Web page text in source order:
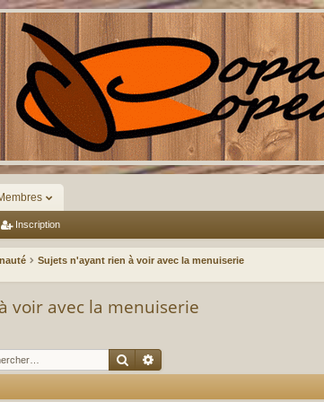
Inscription
Sujets n'ayant rien à voir avec la menuiserie
voir avec la menuiserie
Rechercher